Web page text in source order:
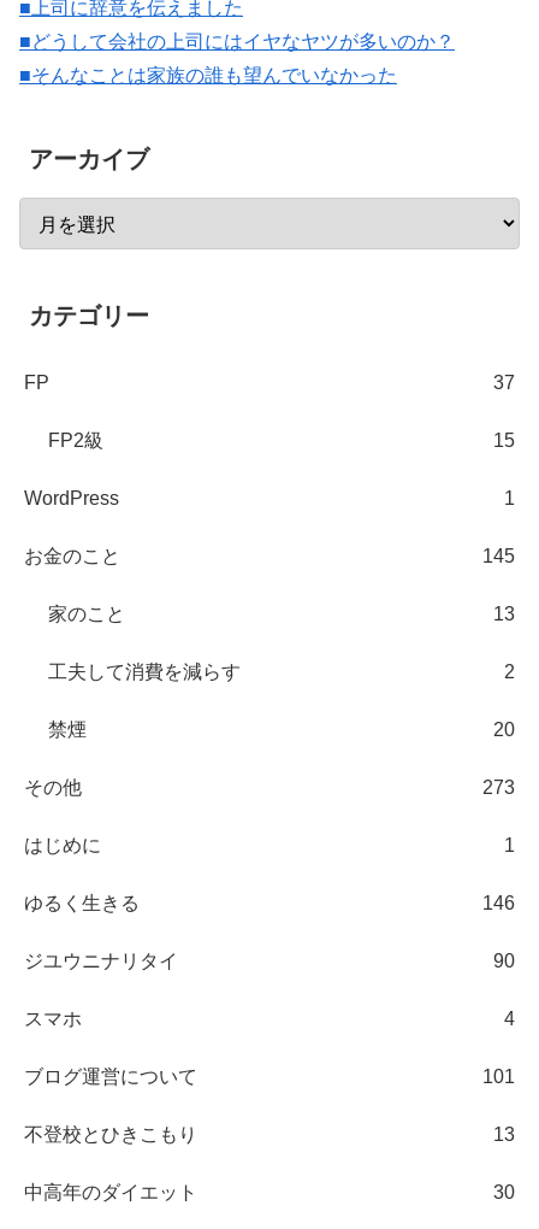
■上司に辞意を伝えました
■どうして会社の上司にはイヤなヤツが多いのか？
■そんなことは家族の誰も望んでいなかった
アーカイブ
カテゴリー
FP 37
FP2級 15
WordPress 1
お金のこと 145
家のこと 13
工夫して消費を減らす 2
禁煙 20
その他 273
はじめに 1
ゆるく生きる 146
ジユウニナリタイ 90
スマホ 4
ブログ運営について 101
不登校とひきこもり 13
中高年のダイエット 30